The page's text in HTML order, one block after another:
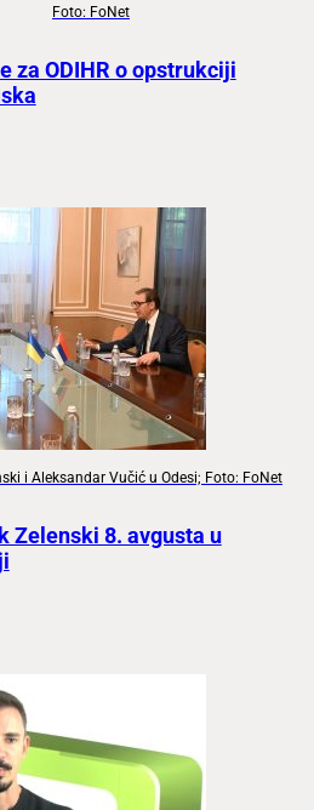
Foto: FoNet
za ODIHR o opstrukciji
i Aleksandar Vučić u Odesi; Foto: FoNet
Zelenski 8. avgusta u